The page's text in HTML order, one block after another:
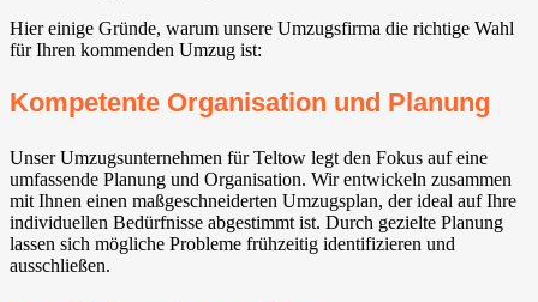
Hier einige Gründe, warum unsere Umzugsfirma die richtige Wahl
für Ihren kommenden Umzug ist:
Kompetente Organisation und Planung
Unser Umzugsunternehmen für Teltow legt den Fokus auf eine
umfassende Planung und Organisation. Wir entwickeln zusammen
mit Ihnen einen maßgeschneiderten Umzugsplan, der ideal auf Ihre
individuellen Bedürfnisse abgestimmt ist. Durch gezielte Planung
lassen sich mögliche Probleme frühzeitig identifizieren und
ausschließen.